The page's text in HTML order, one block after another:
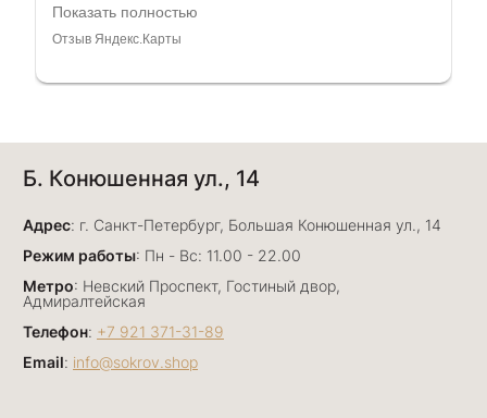
консультанты. Отдельное спасибо Ирине,
очень грамотный специалист, всё показала,
Показать полностью
Отзыв Яндекс.Карты
29 июня
база, а есть совсем нетривиальные и даже
оригинальные. Спасибо сотрудникам за
деликатность и грамотные советы в подборе.
Буду рекомендовать))
Показать полностью
Лизавета
Б. Конюшенная ул., 14
Адрес: г. Санкт-Петербург, Большая Конюшенная ул., 14
Режим работы: Пн - Вс: 11.00 - 22.00
Метро: Невский Проспект, Гостиный двор,
Адмиралтейская
Телефон: +7 921 371-31-89
Email: info@sokrov.shop